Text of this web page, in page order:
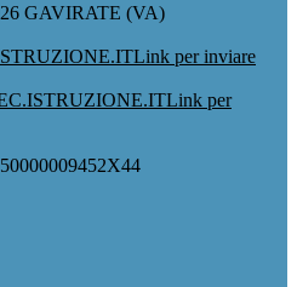
GAVIRATE (VA)
Link per inviare
Link per